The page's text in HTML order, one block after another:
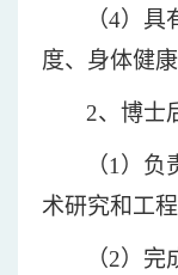
（4）具
度、身体健
2、博士
（1）负
术研究和工程
（2）完